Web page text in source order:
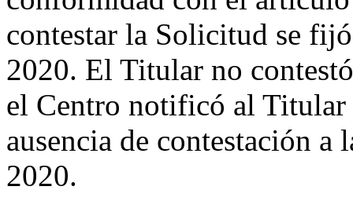
contestar la Solicitud se
2020. El Titular no
el Centro notificó al Titular
ausencia de contestación
2020.